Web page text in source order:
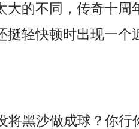
大的不同，传奇十周
挺轻快顿时出现一个
黑沙做成球？你行